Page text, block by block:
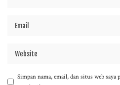
Simpan nama, email, dan situs web